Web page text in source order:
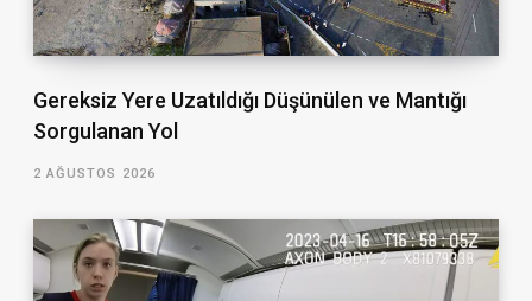
Gereksiz Yere Uzatıldığı Düşünülen ve Mantığı
Sorgulanan Yol
2 AĞUSTOS 2026